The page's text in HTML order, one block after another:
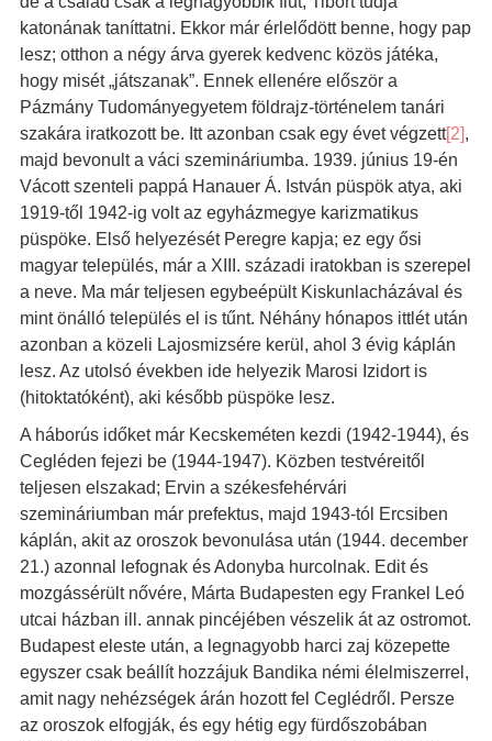
katonának taníttatni. Ekkor már érlelődött benne, hogy pap
lesz; otthon a négy árva gyerek kedvenc közös játéka,
hogy misét „játszanak”. Ennek ellenére először a
Pázmány Tudományegyetem földrajz-történelem tanári
szakára iratkozott be. Itt azonban csak egy évet végzett[2],
majd bevonult a váci szemináriumba. 1939. június 19-én
Vácott szenteli pappá Hanauer Á. István püspök atya, aki
1919-től 1942-ig volt az egyházmegye karizmatikus
püspöke. Első helyezését Peregre kapja; ez egy ősi
magyar település, már a XIII. századi iratokban is szerepel
a neve. Ma már teljesen egybeépült Kiskunlacházával és
mint önálló település el is tűnt. Néhány hónapos ittlét után
azonban a közeli Lajosmizsére kerül, ahol 3 évig káplán
lesz. Az utolsó években ide helyezik Marosi Izidort is
(hitoktatóként), aki később püspöke lesz.
A háborús időket már Kecskeméten kezdi (1942-1944), és
Cegléden fejezi be (1944-1947). Közben testvéreitől
teljesen elszakad; Ervin a székesfehérvári
szemináriumban már prefektus, majd 1943-tól Ercsiben
káplán, akit az oroszok bevonulása után (1944. december
21.) azonnal lefognak és Adonyba hurcolnak. Edit és
mozgássérült nővére, Márta Budapesten egy Frankel Leó
utcai házban ill. annak pincéjében vészelik át az ostromot.
Budapest eleste után, a legnagyobb harci zaj közepette
egyszer csak beállít hozzájuk Bandika némi élelmiszerrel,
amit nagy nehézségek árán hozott fel Ceglédről. Persze
az oroszok elfogják, és egy hétig egy fürdőszobában